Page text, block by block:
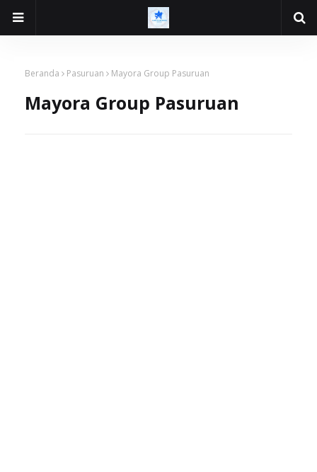
Beranda Pasuruan Mayora Group Pasuruan
Mayora Group Pasuruan